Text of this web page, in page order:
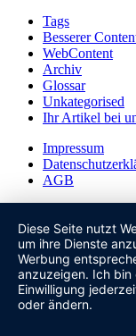
Tags
Besserer
WebContent
Archiv
Glossar
Unkategorised
Ihr Artikel bei
Impressum
AGB
Diese Seite nutzt
um ihre Dienste
Werbung
anzuzeigen. Ich bin
Einwilligung
oder ändern.